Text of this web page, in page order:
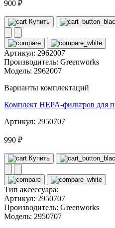
900 ₽
Купить
Артикул: 2962007
Производитель: Greenworks
Модель: 2962007
Варианты комплектаций
Комплект HEPA-фильтров для
Артикул: 2950707
990 ₽
Купить
Тип аксессуара:
Артикул: 2950707
Производитель: Greenworks
Модель: 2950707